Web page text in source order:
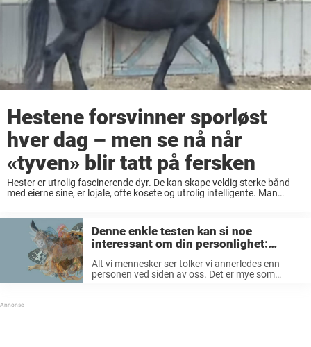
Hestene forsvinner sporløst
hver dag – men se nå når
«tyven» blir tatt på fersken
Hester er utrolig fascinerende dyr. De kan skape veldig sterke bånd
med eierne sine, er lojale, ofte kosete og utrolig intelligente. Man
Denne enkle testen kan si noe
interessant om din personlighet:
Alt vi mennesker ser tolker vi annerledes enn
personen ved siden av oss. Det er mye som